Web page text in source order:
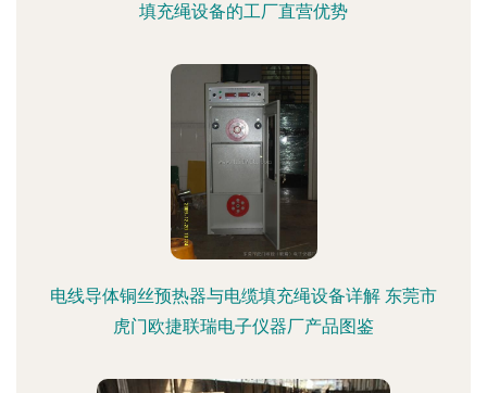
填充绳设备的工厂直营优势
电线导体铜丝预热器与电缆填充绳设备详解 东莞市
虎门欧捷联瑞电子仪器厂产品图鉴